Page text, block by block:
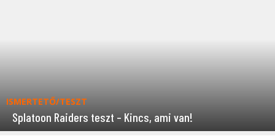
ISMERTETŐ/TESZT
Splatoon Raiders teszt – Kincs, ami van!